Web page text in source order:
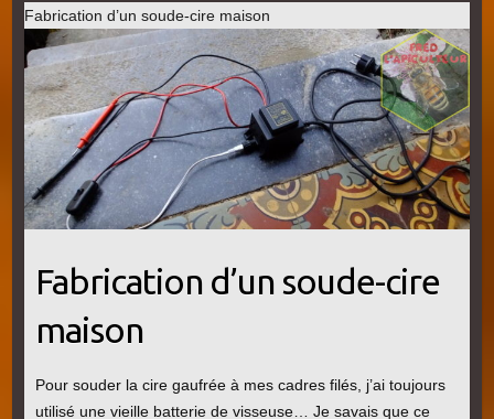
Fabrication d’un soude-cire maison
Fabrication d’un soude-cire
maison
Pour souder la cire gaufrée à mes cadres filés, j’ai toujours
utilisé une vieille batterie de visseuse… Je savais que ce